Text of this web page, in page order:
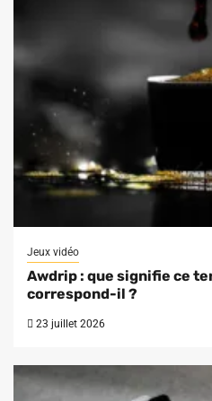
Jeux vidéo
Awdrip : que signifie ce
correspond-il ?
23 juillet 2026